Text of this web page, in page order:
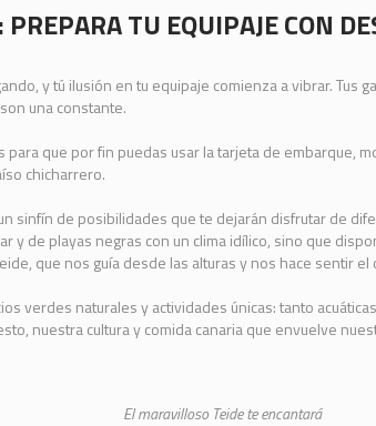
TU EQUIPAJE CON
y tú ilusión en tu equipaje comienza a vibrar. Tus
una constante.
para que por fin puedas usar la tarjeta de embarque,
chicharrero.
sinfín de posibilidades que te dejarán disfrutar de
y de playas negras con un clima idílico, sino que
que nos guía desde las alturas y nos hace sentir el
verdes naturales y actividades únicas: tanto
nuestra cultura y comida canaria que envuelve
El maravilloso Teide te encantará